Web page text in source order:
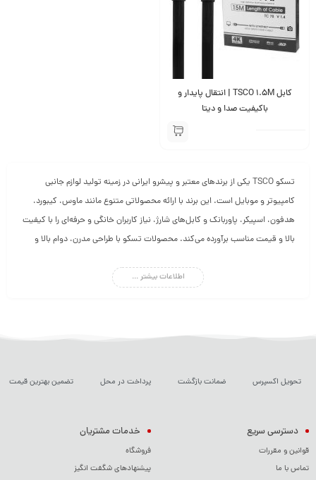
کابل TSCO 1.5M | انتقال پایدار و
باکیفیت صدا و دیتا
تسکو TSCO یکی از برندهای معتبر و پیشرو ایرانی در زمینه تولید لوازم جانبی
کامپیوتر و موبایل است. این برند با ارائه محصولاتی متنوع مانند ماوس، کیبورد،
هدفون، اسپیکر، پاوربانک و کابل‌های شارژ، نیاز کاربران خانگی و حرفه‌ای را با کیفیت
بالا و قیمت مناسب برآورده می‌کند. محصولات تسکو با طراحی مدرن، دوام بالا و
مقرون‌به‌صرفه بودن هستند. اگر به دنبال لوازم جانبی کامپیوتر و موبایل باکیفیت
اطلاعات بیشتر ...
تحویل اکسپرس ضمانت بازگشت پرداخت در محل تضمین بهترین قیمت
دسترسی سریع
قوانین و مقررات
تماس با ما
خدمات مشتریان
فروشگاه
پیشنهادهای شگفت انگیز